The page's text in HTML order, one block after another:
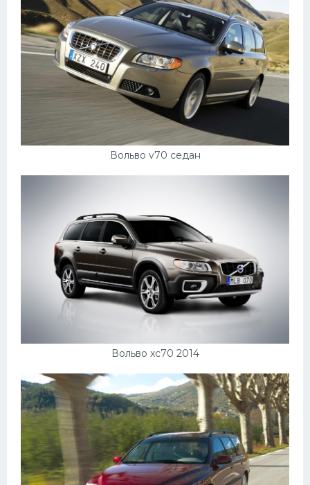
Вольво v70 седан
Вольво хс70 2014